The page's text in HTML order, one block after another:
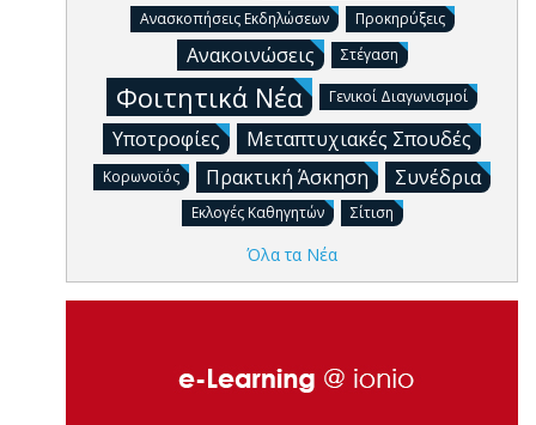
Ανασκοπήσεις Εκδηλώσεων Προκηρύξεις
Ανακοινώσεις Στέγαση
Φοιτητικά Νέα Γενικοί Διαγωνισμοί
Υποτροφίες Μεταπτυχιακές Σπουδές
Κορωνοϊός Πρακτική Άσκηση Συνέδρια
Εκλογές Καθηγητών Σίτιση
Όλα τα Νέα